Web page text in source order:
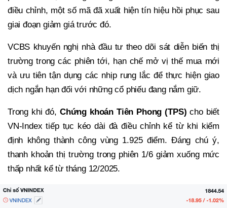
điều chỉnh, một số mã đã xuất hiện tín hiệu hồi phục sau
giai đoạn giảm giá trước đó.
VCBS khuyến nghị nhà đầu tư theo dõi sát diễn biến thị
trường trong các phiên tới, hạn chế mở vị thế mua mới
và ưu tiên tận dụng các nhịp rung lắc để thực hiện giao
dịch ngắn hạn đối với những cổ phiếu đang nắm giữ.
Trong khi đó, Chứng khoán Tiên Phong (TPS) cho biết
VN-Index tiếp tục kéo dài đà điều chỉnh kể từ khi kiểm
định không thành công vùng 1.925 điểm. Đáng chú ý,
thanh khoản thị trường trong phiên 1/6 giảm xuống mức
thấp nhất kể từ tháng 12/2025.